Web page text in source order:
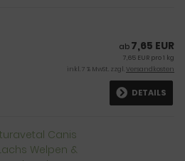
ab 7,65 EUR
7,65 EUR pro 1 kg
inkl. 7 % MwSt. zzgl.Versandkosten
DETAILS